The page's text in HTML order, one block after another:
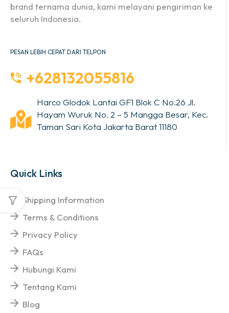
brand ternama dunia, kami melayani pengiriman ke
seluruh Indonesia.
PESAN LEBIH CEPAT DARI TELPON
+628132055816
Harco Glodok Lantai GF1 Blok C No.26 Jl.
Hayam Wuruk No. 2 – 5 Mangga Besar, Kec.
Taman Sari Kota Jakarta Barat 11180
Quick Links
Shipping Information
Terms & Conditions
Privacy Policy
FAQs
Hubungi Kami
Tentang Kami
Blog